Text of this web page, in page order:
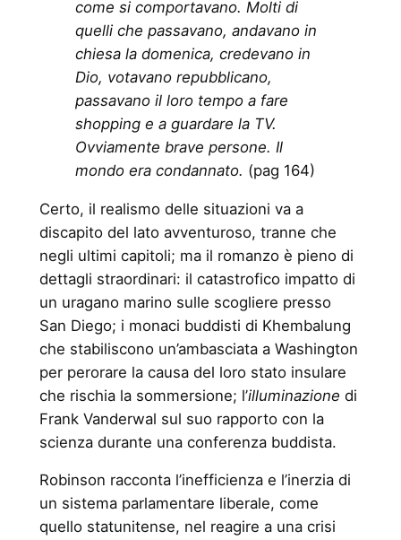
come si comportavano. Molti di
quelli che passavano, andavano in
chiesa la domenica, credevano in
Dio, votavano repubblicano,
passavano il loro tempo a fare
shopping e a guardare la TV.
Ovviamente brave persone. Il
mondo era condannato. (pag 164)
Certo, il realismo delle situazioni va a
discapito del lato avventuroso, tranne che
negli ultimi capitoli; ma il romanzo è pieno di
dettagli straordinari: il catastrofico impatto di
un uragano marino sulle scogliere presso
San Diego; i monaci buddisti di Khembalung
che stabiliscono un’ambasciata a Washington
per perorare la causa del loro stato insulare
che rischia la sommersione; l’illuminazione di
Frank Vanderwal sul suo rapporto con la
scienza durante una conferenza buddista.
Robinson racconta l’inefficienza e l’inerzia di
un sistema parlamentare liberale, come
quello statunitense, nel reagire a una crisi